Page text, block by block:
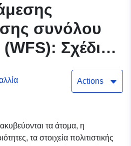
συνόλου
Σχέδιο
φυσικών
τη
—
Actions
τα άτομα, η
τα στοιχεία πολιτιστικής